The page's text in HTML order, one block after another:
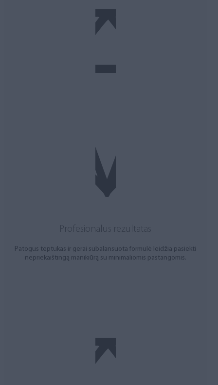
Profesionalus rezultatas
Patogus teptukas ir gerai subalansuota formulė leidžia pasiekti
nepriekaištingą manikiūrą su minimaliomis pastangomis.